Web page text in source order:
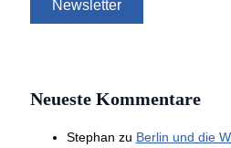
Neueste Kommentare
Stephan zu Berlin und die